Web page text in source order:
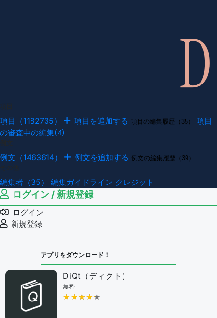
項目（1182735） 項目を追加する 項目の編集履歴（35）
項目
の審査中の編集(4)
例文（1463614） 例文を追加する 例文の編集履歴（39）
編集者（35） 編集ガイドライン クレジット
ログイン / 新規登録
ログイン
新規登録
アプリをダウンロード！
DiQt（ディクト）
無料
★★★★★
★★★★★